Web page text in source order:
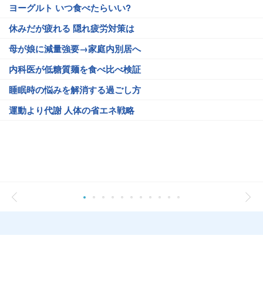
ヨーグルト いつ食べたらいい?
休みだが疲れる 隠れ疲労対策は
母が娘に減量強要→家庭内別居へ
内科医が低糖質麺を食べ比べ検証
睡眠時の悩みを解消する過ごし方
運動より代謝 人体の省エネ戦略